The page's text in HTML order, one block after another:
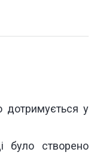
дотримується у
було створено